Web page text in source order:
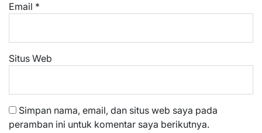
Email *
Situs Web
Simpan nama, email, dan situs web saya pada
peramban ini untuk komentar saya berikutnya.